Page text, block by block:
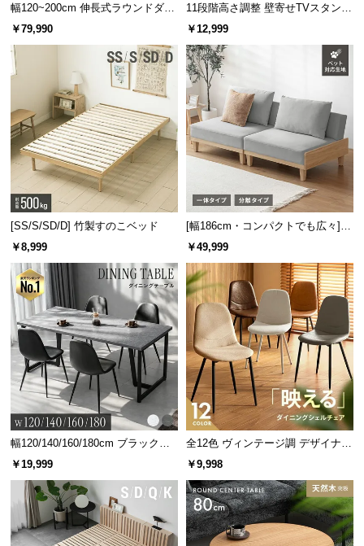
情
o.,
幅120~200cm 伸長式ラウンドダイ
ニングテーブル 6人掛け 天然木突
￥79,990
11段階高さ調整 壁寄せTVスタンド
キャスター付き 上下左右角度調節
￥12,999
[SS/S/SD/D] 竹製すのこベッド
￥8,999
[幅186cm・コンパクトでも広々] 3
人掛けソファベッド リクライニン
￥49,999
幅120/140/160/180cm ブラックフ
レーム ダイニング 大理石調 4人掛
￥19,999
全12色 ヴィンテージ調 デザイナー
ズシェルチェア
￥9,998